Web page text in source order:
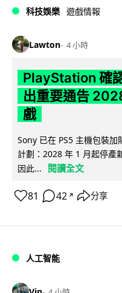
科技娛樂 遊戲情報
Lawton 4 小時
PlayStation 確
出重要通告
戲
Sony 已在 PS5 主機包裝
計劃：2028 年 1 月起停產
因此...
閱讀全文
81 42 ↗ 分享
人工智能